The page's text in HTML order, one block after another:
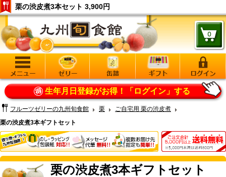
栗の渋皮煮3本セット 3,900円
生年月日登録がお得！ 「ログイン」する
フルーツゼリーの九州旬食館 栗
ご自宅用 栗の渋皮煮
栗の渋皮煮3本ギフトセット
栗の渋皮煮3本ギフトセット